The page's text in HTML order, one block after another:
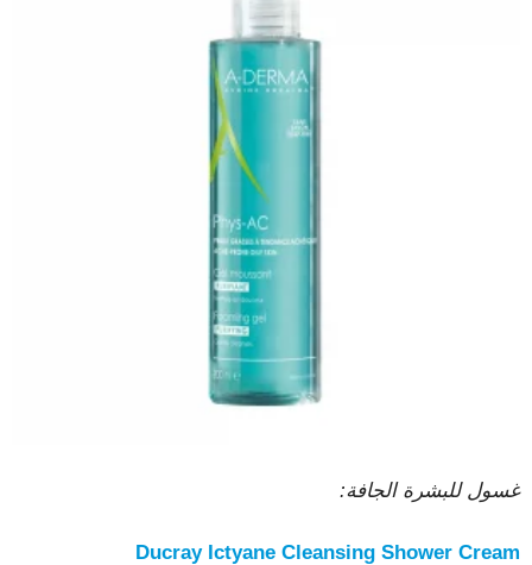
غسول ​​للبشرة الجافة:
Ducray Ictyane Cleansing Shower Cream